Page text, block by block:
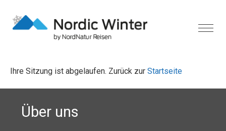
Ihre Sitzung ist abgelaufen. Zurück zur Startseite
Über uns